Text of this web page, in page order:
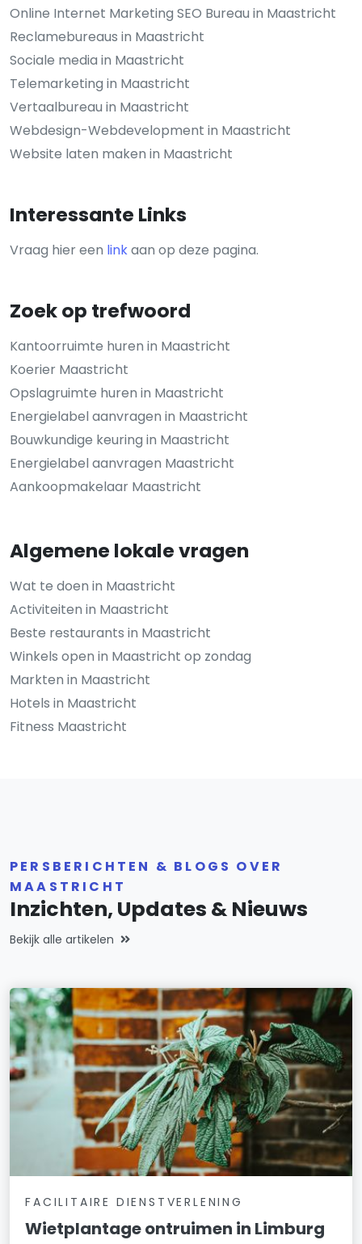
Online Internet Marketing SEO Bureau in Maastricht
Reclamebureaus in Maastricht
Sociale media in Maastricht
Telemarketing in Maastricht
Vertaalbureau in Maastricht
Webdesign-Webdevelopment in Maastricht
Website laten maken in Maastricht
Interessante Links
Vraag hier een linkaan op deze pagina.
Zoek op trefwoord
Kantoorruimte huren in Maastricht
Koerier Maastricht
Opslagruimte huren in Maastricht
Energielabel aanvragen in Maastricht
Bouwkundige keuring in Maastricht
Energielabel aanvragen Maastricht
Aankoopmakelaar Maastricht
Algemene lokale vragen
Wat te doen in Maastricht
Activiteiten in Maastricht
Beste restaurants in Maastricht
Winkels open in Maastricht op zondag
Markten in Maastricht
Hotels in Maastricht
Fitness Maastricht
PERSBERICHTEN & BLOGS OVER
MAASTRICHT
Inzichten, Updates & Nieuws
Bekijk alle artikelen
FACILITAIRE DIENSTVERLENING
Wietplantage ontruimen in Limburg